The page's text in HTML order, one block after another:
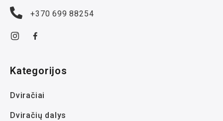
+370 699 88254
Kategorijos
Dviračiai
Dviračių dalys